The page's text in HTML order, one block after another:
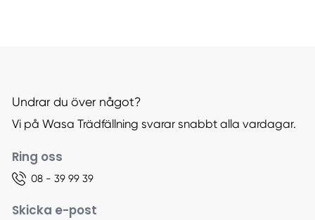
Undrar du över något?
Vi på Wasa Trädfällning svarar snabbt alla vardagar.
Ring oss
08 - 39 99 39
Skicka e-post